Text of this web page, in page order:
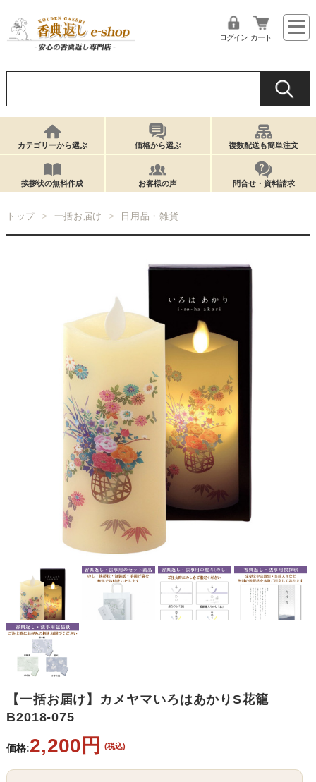
ログイン カート
カテゴリーから選ぶ 価格から選ぶ 複数配送も簡単注文
挨拶状の無料作成 お客様の声 問合せ・資料請求
トップ 一括お届け 日用品・雑貨
【一括お届け】カメヤマいろはあかりS花籠
B2018-075
価格:2,200円 (税込)